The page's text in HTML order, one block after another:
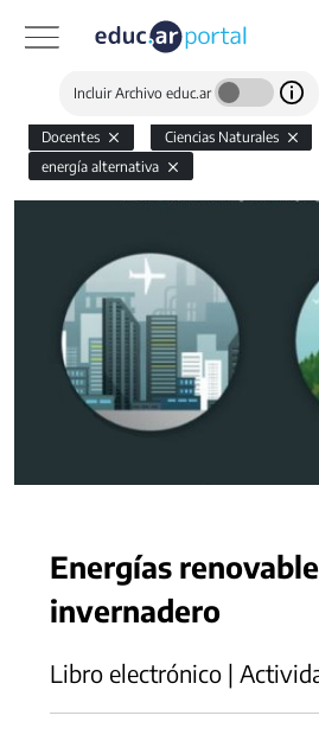
Incluir Archivo educ.ar
Docentes Ciencias Naturales
energía alternativa
Energías
invernadero
Libro electrónico |